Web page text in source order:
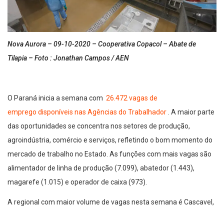
Nova Aurora – 09-10-2020 – Cooperativa Copacol – Abate de
Tilapia – Foto : Jonathan Campos / AEN
O Paraná inicia a semana com 26.472 vagas de
emprego disponíveis nas Agências do Trabalhador . A maior parte
das oportunidades se concentra nos setores de produção,
agroindústria, comércio e serviços, refletindo o bom momento do
mercado de trabalho no Estado. As funções com mais vagas são
alimentador de linha de produção (7.099), abatedor (1.443),
magarefe (1.015) e operador de caixa (973).
A regional com maior volume de vagas nesta semana é Cascavel,